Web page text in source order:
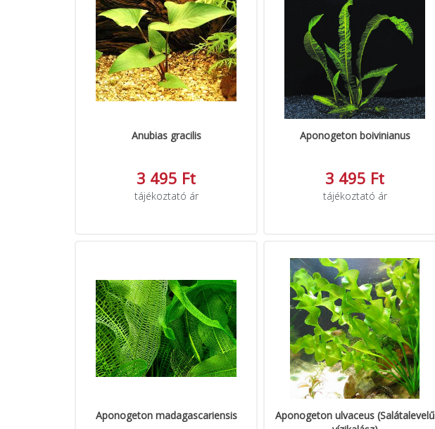
Anubias gracilis
3 495 Ft
tájékoztató ár
Aponogeton boivinianus
3 495 Ft
tájékoztató ár
Aponogeton madagascariensis
Aponogeton ulvaceus (Salátalevelű